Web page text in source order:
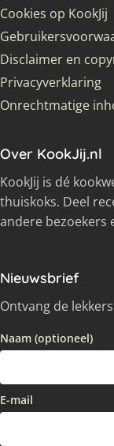
Cookies op KookJij
Disclaimer en
Privacyverklaring
Onrechtmatige
Over KookJij.nl
KookJij is dé
thuiskoks. Deel
andere bezoekers
Nieuwsbrief
Ontvang de
Naam (optioneel)
E-mail